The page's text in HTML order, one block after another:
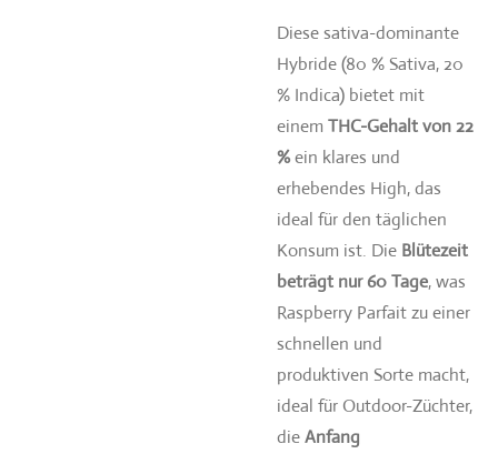
Diese sativa-dominante
Hybride (80 % Sativa, 20
% Indica) bietet mit
einem THC-Gehalt von 22
%ein klares und
erhebendes High, das
ideal für den täglichen
Konsum ist. Die Blütezeit
beträgt nur 60 Tage, was
Raspberry Parfait zu einer
schnellen und
produktiven Sorte macht,
ideal für Outdoor-Züchter,
dieAnfang